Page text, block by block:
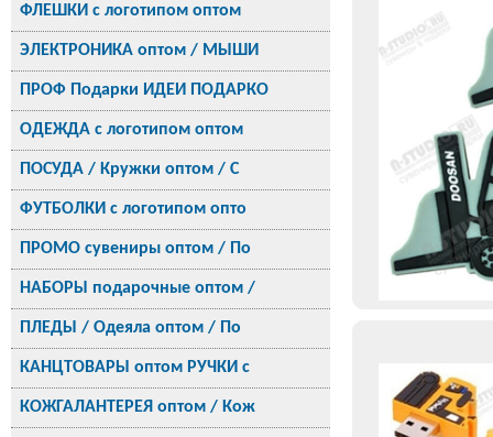
ФЛЕШКИ с логотипом оптом
ЭЛЕКТРОНИКА оптом / МЫШИ
ПРОФ Подарки ИДЕИ ПОДАРКО
ОДЕЖДА с логотипом оптом
ПОСУДА / Кружки оптом / С
ФУТБОЛКИ с логотипом опто
ПРОМО сувениры оптом / По
НАБОРЫ подарочные оптом /
ПЛЕДЫ / Одеяла оптом / По
КАНЦТОВАРЫ оптом РУЧКИ с
КОЖГАЛАНТЕРЕЯ оптом / Кож